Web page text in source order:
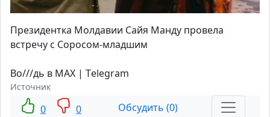
Президентка Молдавии Сайя Манду провела
встречу с Соросом-младшим
Во///дь в MAX | Тelegram
Источник
0 0
Обсудить (0)